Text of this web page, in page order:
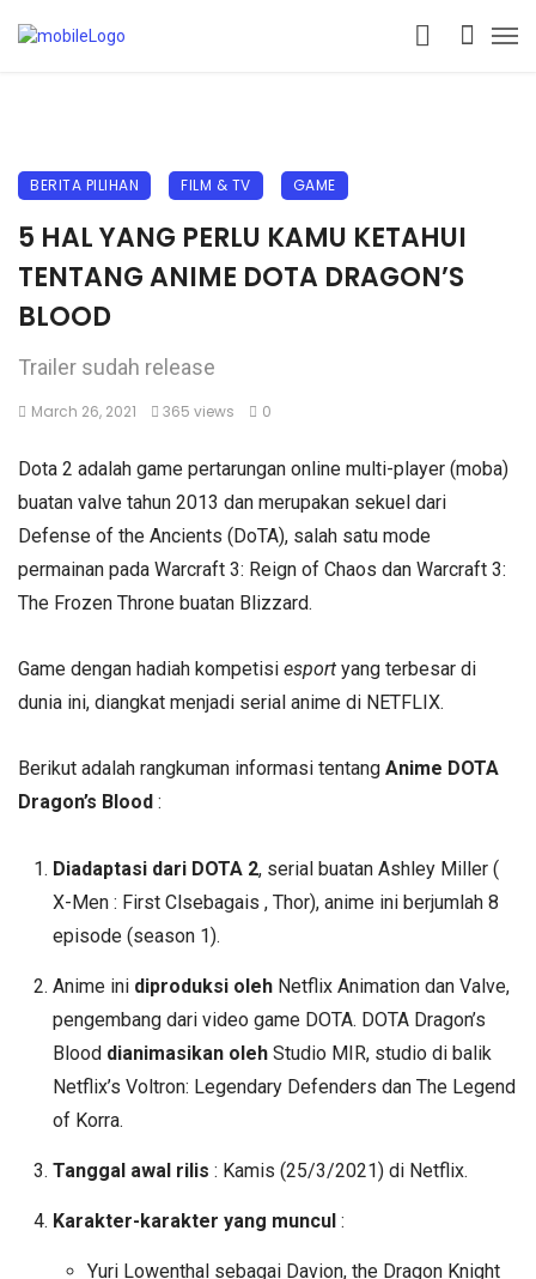
BERITA PILIHAN FILM & TV GAME
5 HAL YANG PERLU KAMU KETAHUI
TENTANG ANIME DOTA DRAGON’S
BLOOD
Trailer sudah release
March 26, 2021 365 views 0
Dota 2 adalah game pertarungan online multi-player (moba)
buatan valve tahun 2013 dan merupakan sekuel dari
Defense of the Ancients (DoTA), salah satu mode
permainan pada Warcraft 3: Reign of Chaos dan Warcraft 3:
The Frozen Throne buatan Blizzard.
Game dengan hadiah kompetisi esport yang terbesar di
dunia ini, diangkat menjadi serial anime di NETFLIX.
Berikut adalah rangkuman informasi tentang Anime DOTA
Dragon’s Blood :
Diadaptasi dari DOTA 2, serial buatan Ashley Miller (
X-Men : First Clsebagais , Thor), anime ini berjumlah 8
episode (season 1).
Anime ini diproduksi olehNetflix Animation dan Valve,
pengembang dari video game DOTA. DOTA Dragon’s
Blood dianimasikan olehStudio MIR, studio di balik
Netflix’s Voltron: Legendary Defenders dan The Legend
of Korra.
Tanggal awal rilis : Kamis (25/3/2021) di Netflix.
Karakter-karakter yang muncul:
Yuri Lowenthal sebagai Davion, the Dragon Knight